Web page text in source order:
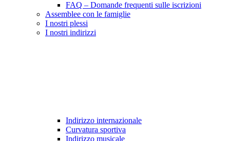
FAQ – Domande frequenti sulle iscrizioni
Assemblee con le famiglie
I nostri plessi
I nostri indirizzi
Indirizzo internazionale
Curvatura sportiva
Indirizzo musicale